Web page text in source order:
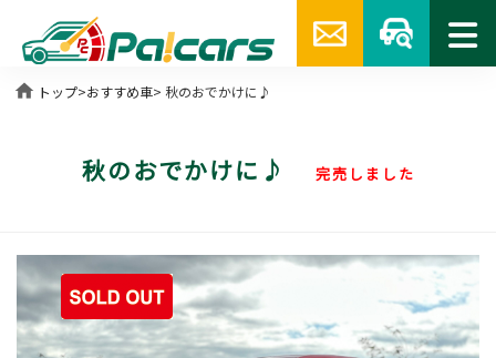
home トップ>おすすめ車> 秋のおでかけに♪
秋のおでかけに♪ 完売しました